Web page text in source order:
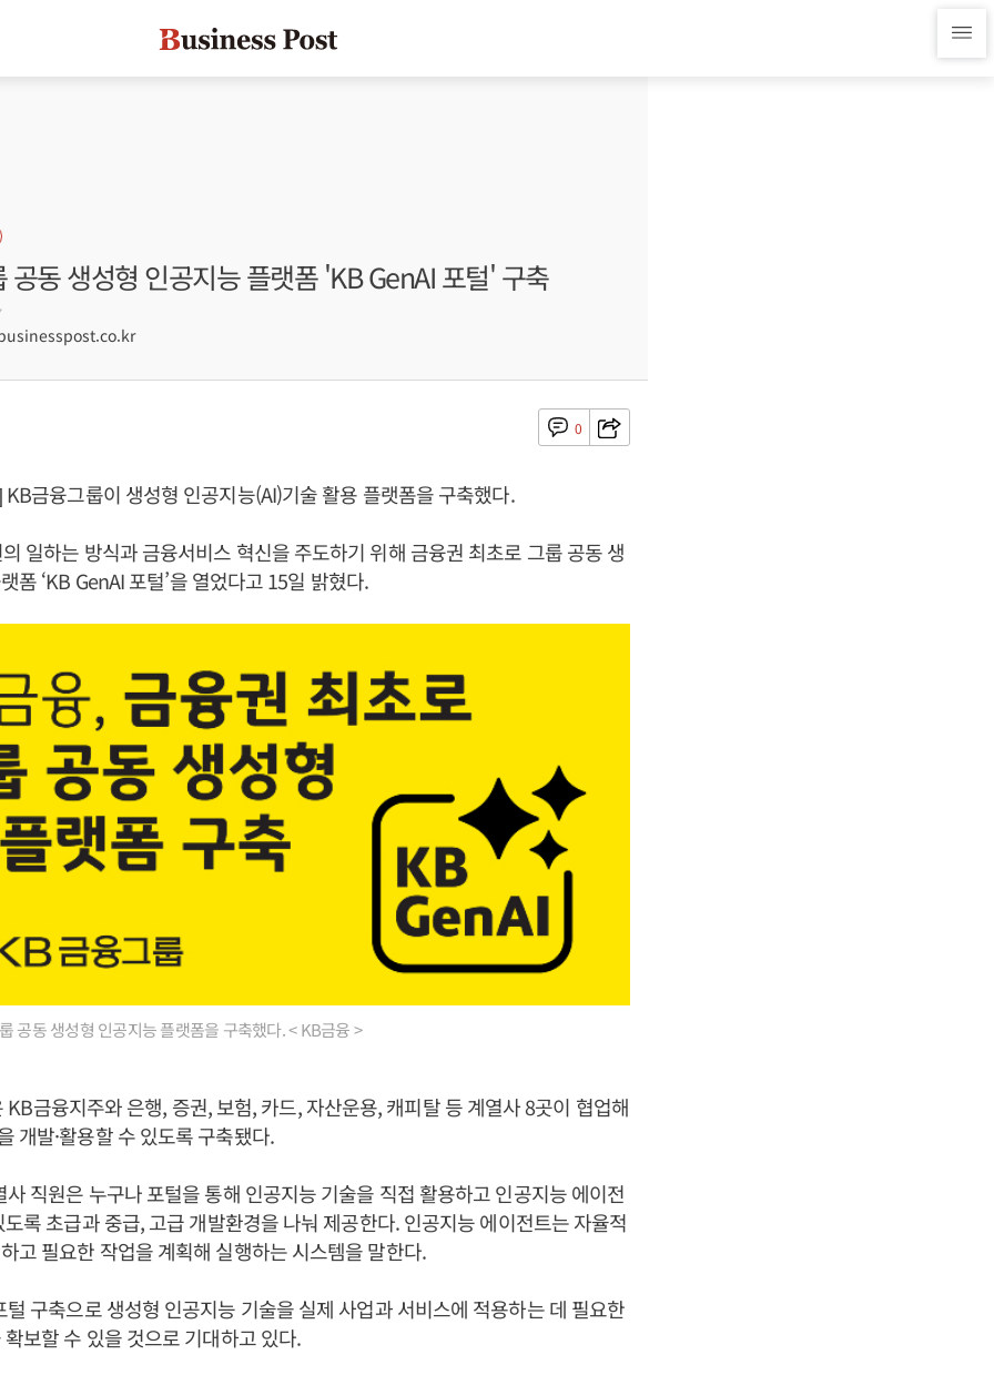
공동 생성형 인공지능 플랫폼 'KB GenAI 포털' 구축
0
금융그룹이 생성형 인공지능(AI)기술 활용 플랫폼을 구축했다.
일하는 방식과 금융서비스 혁신을 주도하기 위해 금융권 최초로 그룹 공동 생
폼 ‘KB GenAI 포털’을 열었다고 15일 밝혔다.
공동 생성형 인공지능 플랫폼을 구축했다. < KB금융 >
KB금융지주와 은행, 증권, 보험, 카드, 자산운용, 캐피탈 등 계열사 8곳이 협업해
개발·활용할 수 있도록 구축됐다.
직원은 누구나 포털을 통해 인공지능 기술을 직접 활용하고 인공지능 에이전
록 초급과 중급, 고급 개발환경을 나눠 제공한다. 인공지능 에이전트는 자율적
고 필요한 작업을 계획해 실행하는 시스템을 말한다.
구축으로 생성형 인공지능 기술을 실제 사업과 서비스에 적용하는 데 필요한
보할 수 있을 것으로 기대하고 있다.